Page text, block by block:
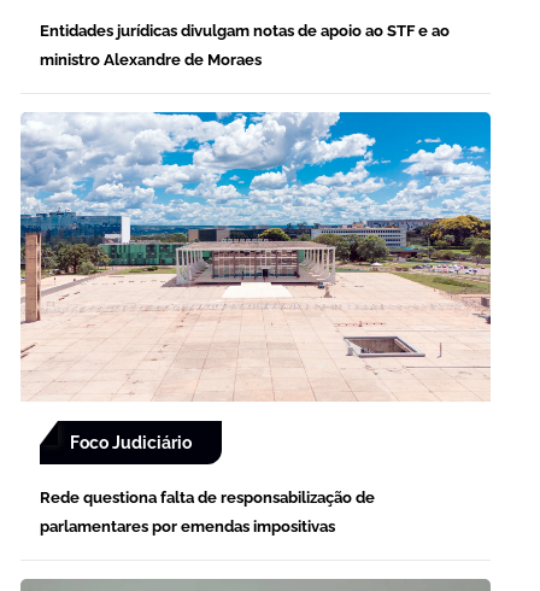
Entidades jurídicas divulgam notas de apoio ao STF e ao
ministro Alexandre de Moraes
Foco Judiciário
Rede questiona falta de responsabilização de
parlamentares por emendas impositivas